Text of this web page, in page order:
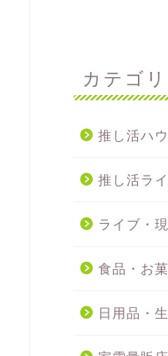
カテゴ
推し活ハ
推し活ラ
ライブ・
食品・お
日用品・